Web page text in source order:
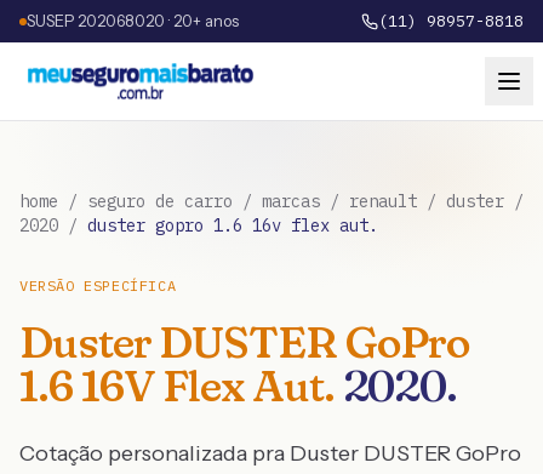
SUSEP 202068020 · 20+ anos (11) 98957-8818
home / seguro de carro / marcas / renault / duster /
2020 / duster gopro 1.6 16v flex aut.
VERSÃO ESPECÍFICA
DusterDUSTER GoPro
1.6 16V Flex Aut. 2020.
Cotação personalizada pra Duster DUSTER GoPro